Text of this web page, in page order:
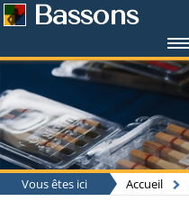
Bassons
Vous êtes ici Accueil